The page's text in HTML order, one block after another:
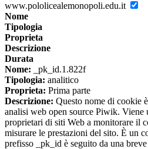
www.pololicealemonopoli.edu.it
Nome
Tipologia
Proprieta
Descrizione
Durata
Nome: _pk_id.1.822f
Tipologia: analitico
Proprieta: Prima parte
Descrizione: Questo nome di cookie
analisi web open source Piwik. Viene
proprietari di siti Web a monitorare il
misurare le prestazioni del sito. È un
prefisso _pk_id è seguito da una